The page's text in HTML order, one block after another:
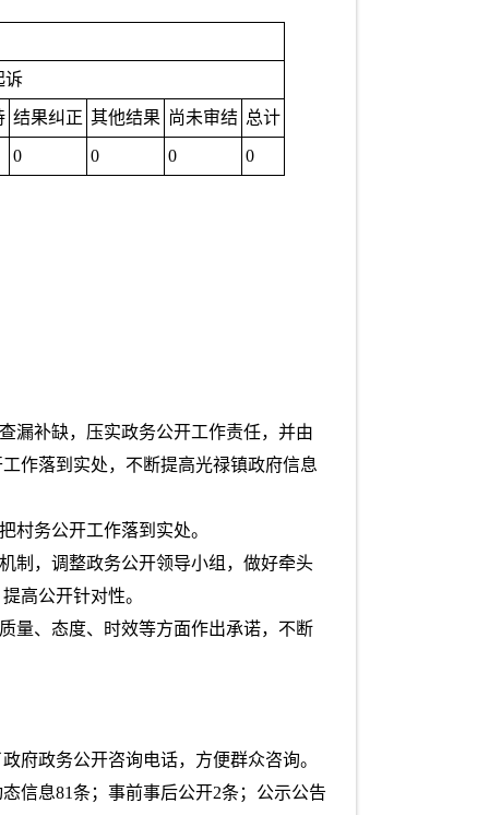
诉
结果纠正 其他结果 尚未审结 总计
0 0 0 0
漏补缺，压实政务公开工作责任，并由
作落到实处，不断提高光禄镇政府信息
村务公开工作落到实处。
制，调整政务公开领导小组，做好牵头
高公开针对性。
量、态度、时效等方面作出承诺，不断
府政务公开咨询电话，方便群众咨询。
信息81条；事前事后公开2条；公示公告